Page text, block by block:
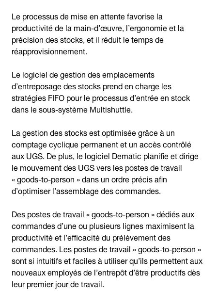
Le processus de mise en attente favorise la
productivité de la main-d’œuvre, l’ergonomie et la
précision des stocks, et il réduit le temps de
réapprovisionnement.
Le logiciel de gestion des emplacements
d’entreposage des stocks prend en charge les
stratégies FIFO pour le processus d’entrée en stock
dans le sous-système Multishuttle.
La gestion des stocks est optimisée grâce à un
comptage cyclique permanent et un accès contrôlé
aux UGS. De plus, le logiciel Dematic planifie et dirige
le mouvement des UGS vers les postes de travail
« goods-to-person » dans un ordre précis afin
d’optimiser l’assemblage des commandes.
Des postes de travail « goods-to-person » dédiés aux
commandes d’une ou plusieurs lignes maximisent la
productivité et l’efficacité du prélèvement des
commandes. Les postes de travail « goods-to-person »
sont si intuitifs et faciles à utiliser qu’ils permettent aux
nouveaux employés de l’entrepôt d’être productifs dès
leur premier jour de travail.